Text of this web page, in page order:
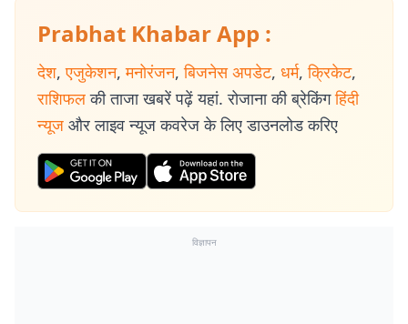
Prabhat Khabar App :
देश, एजुकेशन, मनोरंजन, बिजनेस अपडेट, धर्म, क्रिकेट,
राशिफल की ताजा खबरें पढ़ें यहां. रोजाना की ब्रेकिंग हिंदी
न्यूज और लाइव न्यूज कवरेज के लिए डाउनलोड करिए
विज्ञापन